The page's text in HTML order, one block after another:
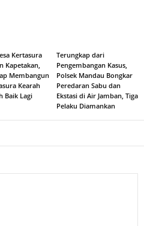
Kertasura
Kapetakan,
Membangun
Kearah
Baik Lagi
Terungkap dari
Pengembangan Kasus,
Polsek Mandau Bongkar
Peredaran Sabu dan
Ekstasi di Air Jamban, Tiga
Pelaku Diamankan